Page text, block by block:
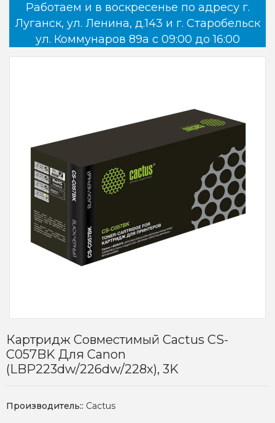
Работаем и в воскресенье по адресу г.
Луганск, ул. Ленина, д.143 и г. Старобельск
ул. Коммунаров 89а с 09:00 до 16:00
Картридж Совместимый Cactus CS-
C057BK Для Canon
(LBP223dw/226dw/228x), 3K
Производитель:: Cactus